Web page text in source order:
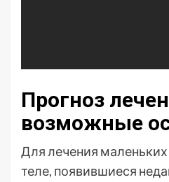
Прогноз
возможные
Для лечения
теле, появившиеся